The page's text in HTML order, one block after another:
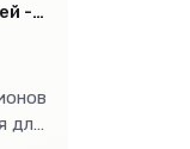
-
для